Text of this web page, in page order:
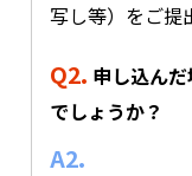
写し等）をご提
Q2. 申し込ん
でしょうか？
A2.